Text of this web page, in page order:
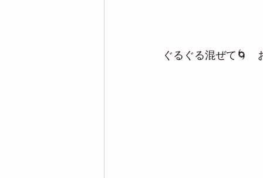
ぐるぐる混ぜて🌀　